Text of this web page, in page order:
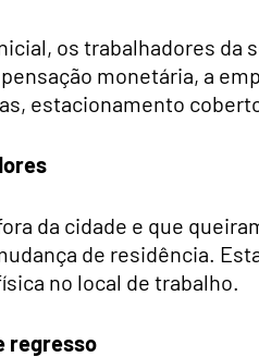
os trabalhadores da
monetária, a
estacionamento
da cidade e que
de residência.
no local de trabalho.
regresso